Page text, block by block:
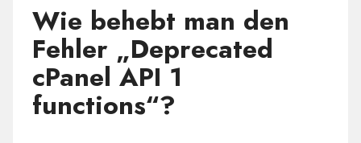
Wie behebt man den
Fehler „Deprecated
cPanel API 1
functions“?